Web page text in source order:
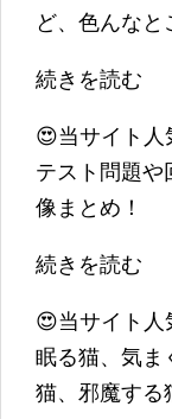
ど、色んな
続きを読む
😍当サイト人
テスト問題や
像まとめ！
続きを読む
😍当サイト人
眠る猫、気ま
猫、邪魔する